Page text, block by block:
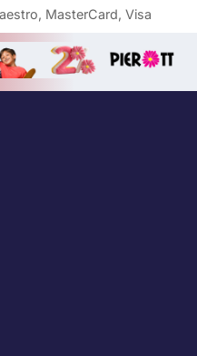
MasterCard, Visa